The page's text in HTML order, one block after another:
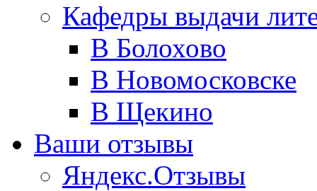
Кафедры выдачи
В Болохово
В Новомосковске
В Щекино
Ваши отзывы
Яндекс.Отзывы